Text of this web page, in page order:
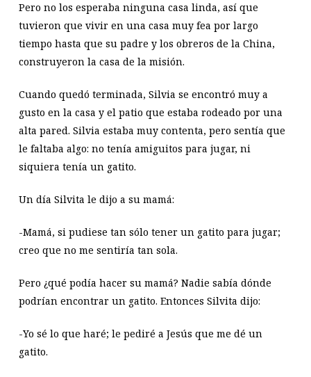
Pero no los esperaba ninguna casa linda, así que
tuvieron que vivir en una casa muy fea por largo
tiempo hasta que su padre y los obreros de la China,
construyeron la casa de la misión.
Cuando quedó terminada, Silvia se encontró muy a
gusto en la casa y el patio que estaba rodeado por una
alta pared. Silvia estaba muy contenta, pero sentía que
le faltaba algo: no tenía amiguitos para jugar, ni
siquiera tenía un gatito.
Un día Silvita le dijo a su mamá:
-Mamá, si pudiese tan sólo tener un gatito para jugar;
creo que no me sentiría tan sola.
Pero ¿qué podía hacer su mamá? Nadie sabía dónde
podrían encontrar un gatito. Entonces Silvita dijo:
-Yo sé lo que haré; le pediré a Jesús que me dé un
gatito.